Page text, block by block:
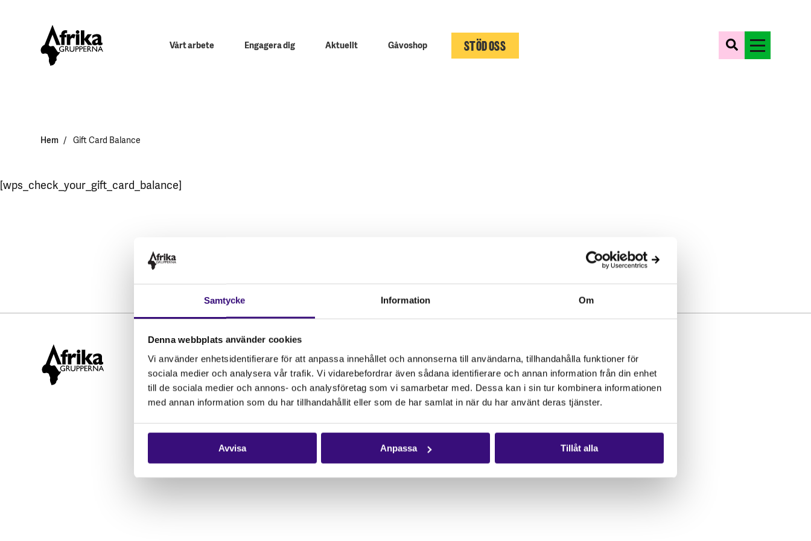
Samtycke Information Om
Denna webbplats använder cookies
Vi använder enhetsidentifierare för att anpassa innehållet och annonserna till användarna, tillhandahålla funktioner för
sociala medier och analysera vår trafik. Vi vidarebefordrar även sådana identifierare och annan information från din enhet
till de sociala medier och annons- och analysföretag som vi samarbetar med. Dessa kan i sin tur kombinera informationen
med annan information som du har tillhandahållit eller som de har samlat in när du har använt deras tjänster.
Avvisa Anpassa Tillåt alla
Vårt arbete Engagera dig Aktuellt Gåvoshop STÖD OSS
Hem Gift Card Balance
[wps_check_your_gift_card_balance]
STÖD OSS
Engagera dig
Gåvoshop
Hitta kontaktperson
Pressrum
Facebook
Instagram
Nyhetsbrev
Få vårt nyhetsbrev